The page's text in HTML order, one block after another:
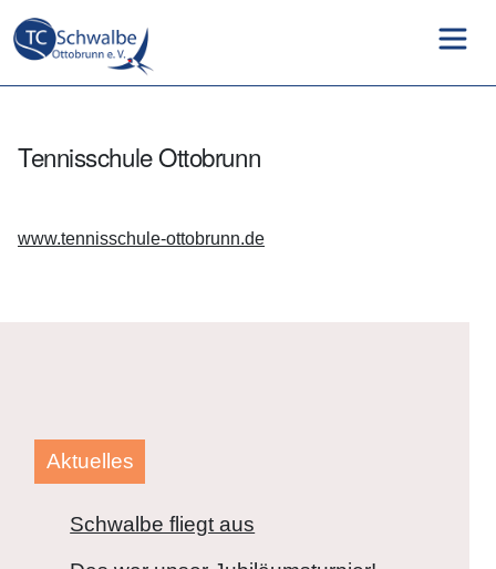
Tennisschule Ottobrunn
www.tennisschule-ottobrunn.de
Aktuelles
Schwalbe fliegt aus